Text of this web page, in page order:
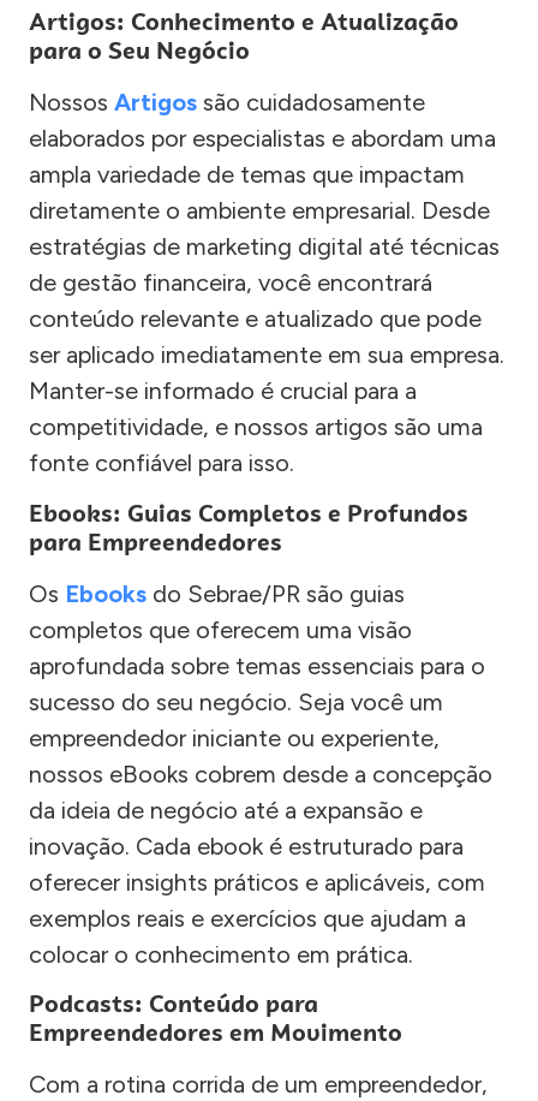
Artigos: Conhecimento e Atualização
para o Seu Negócio
Nossos Artigos são cuidadosamente
elaborados por especialistas e abordam uma
ampla variedade de temas que impactam
diretamente o ambiente empresarial. Desde
estratégias de marketing digital até técnicas
de gestão financeira, você encontrará
conteúdo relevante e atualizado que pode
ser aplicado imediatamente em sua empresa.
Manter-se informado é crucial para a
competitividade, e nossos artigos são uma
fonte confiável para isso.
Ebooks: Guias Completos e Profundos
para Empreendedores
Os Ebooks do Sebrae/PR são guias
completos que oferecem uma visão
aprofundada sobre temas essenciais para o
sucesso do seu negócio. Seja você um
empreendedor iniciante ou experiente,
nossos eBooks cobrem desde a concepção
da ideia de negócio até a expansão e
inovação. Cada ebook é estruturado para
oferecer insights práticos e aplicáveis, com
exemplos reais e exercícios que ajudam a
colocar o conhecimento em prática.
Podcasts: Conteúdo para
Empreendedores em Movimento
Com a rotina corrida de um empreendedor,